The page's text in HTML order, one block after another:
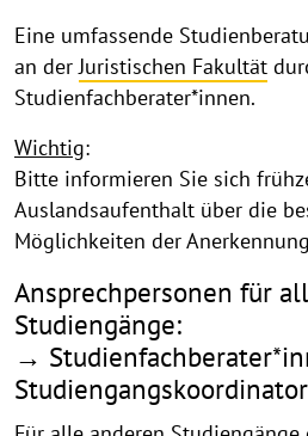
Eine umfassende
an derJuristischen Fakultät
Studienfachberater*innen.
Wichtig:
Bitte informieren Sie sich
Auslandsaufenthalt über die
Möglichkeiten der
Ansprechpersonen für
Studiengänge:
→